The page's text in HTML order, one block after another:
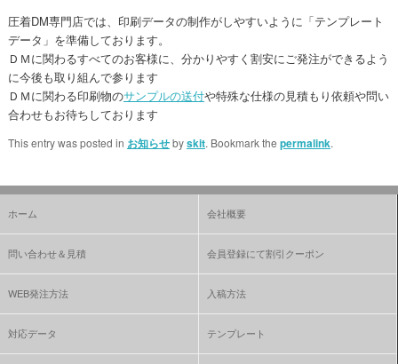
圧着DM専門店では、印刷データの制作がしやすいように「テンプレート
データ」を準備しております。
ＤＭに関わるすべてのお客様に、分かりやすく割安にご発注ができるよう
に今後も取り組んで参ります
ＤＭに関わる印刷物のサンプルの送付や特殊な仕様の見積もり依頼や問い
合わせもお待ちしております
This entry was posted in お知らせbyskit. Bookmark the permalink.
ホーム 会社概要
問い合わせ＆見積 会員登録にて割引クーポン
WEB発注方法 入稿方法
対応データ テンプレート